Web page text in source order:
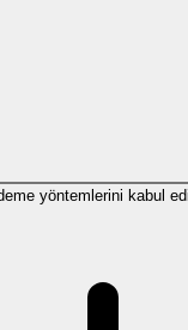
yöntemlerini kabul